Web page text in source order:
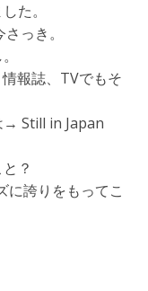
した。
っき。
報誌、TVでもそ
→ Still in Japan
？
に誇りをもってこ